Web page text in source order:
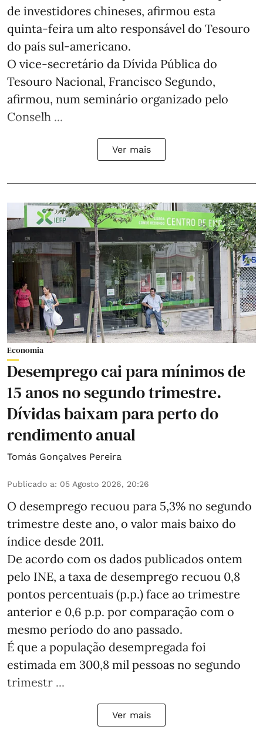
de investidores chineses, afirmou esta
quinta-feira um alto responsável do Tesouro
do país sul-americano.
O vice-secretário da Dívida Pública do
Tesouro Nacional, Francisco Segundo,
afirmou, num seminário organizado pelo
Conselh ...
Ver mais
Economia
Desemprego cai para mínimos de
15 anos no segundo trimestre.
Dívidas baixam para perto do
rendimento anual
Tomás Gonçalves Pereira
Publicado a: 05 Agosto 2026, 20:26
O desemprego recuou para 5,3% no segundo
trimestre deste ano, o valor mais baixo do
índice desde 2011.
De acordo com os dados publicados ontem
pelo INE, a taxa de desemprego recuou 0,8
pontos percentuais (p.p.) face ao trimestre
anterior e 0,6 p.p. por comparação com o
mesmo período do ano passado.
É que a população desempregada foi
estimada em 300,8 mil pessoas no segundo
trimestr ...
Ver mais